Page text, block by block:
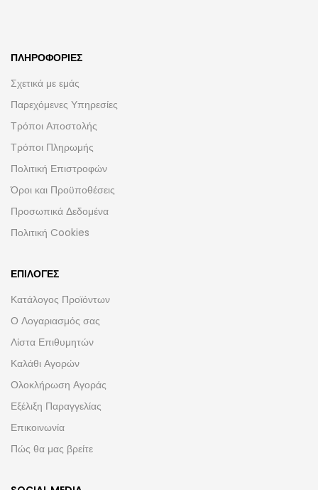
ΠΛΗΡΟΦΟΡΊΕΣ
Σχετικά με εμάς
Παρεχόμενες Υπηρεσίες
Τρόποι Αποστολής
Τρόποι Πληρωμής
Πολιτική Επιστροφών
Όροι και Προϋποθέσεις
Προσωπικά Δεδομένα
Πολιτική Cookies
ΕΠΙΛΟΓΈΣ
Κατάλογος Προϊόντων
Ο Λογαριασμός σας
Λίστα Επιθυμητών
Καλάθι Αγορών
Ολοκλήρωση Αγοράς
Εξέλιξη Παραγγελίας
Επικοινωνία
Πώς θα μας βρείτε